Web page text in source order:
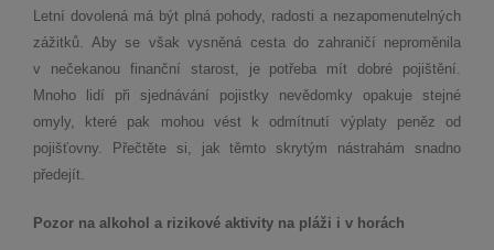
Letní dovolená má být plná pohody, radosti a nezapomenutelných
zážitků. Aby se však vysněná cesta do zahraničí neproměnila
v nečekanou finanční starost, je potřeba mít dobré pojištění.
Mnoho lidí při sjednávání pojistky nevědomky opakuje stejné
omyly, které pak mohou vést k odmítnutí výplaty peněz od
pojišťovny. Přečtěte si, jak těmto skrytým nástrahám snadno
předejít.
Pozor na alkohol a rizikové aktivity na pláži i v horách